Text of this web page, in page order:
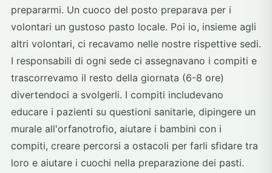
prepararmi. Un cuoco del posto preparava per i
volontari un gustoso pasto locale. Poi io, insieme agli
altri volontari, ci recavamo nelle nostre rispettive sedi.
I responsabili di ogni sede ci assegnavano i compiti e
trascorrevamo il resto della giornata (6-8 ore)
divertendoci a svolgerli. I compiti includevano
educare i pazienti su questioni sanitarie, dipingere un
murale all'orfanotrofio, aiutare i bambini con i
compiti, creare percorsi a ostacoli per farli sfidare tra
loro e aiutare i cuochi nella preparazione dei pasti.